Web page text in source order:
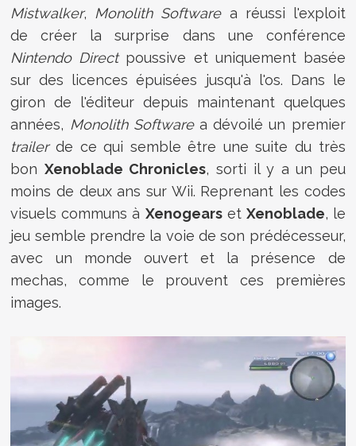
Mistwalker, Monolith Softwarea réussi l'exploit
de créer la surprise dans une conférence
Nintendo Directpoussive et uniquement basée
sur des licences épuisées jusqu'à l'os. Dans le
giron de l'éditeur depuis maintenant quelques
années, Monolith Softwarea dévoilé un premier
trailerde ce qui semble être une suite du très
bon Xenoblade Chronicles, sorti il y a un peu
moins de deux ans sur Wii. Reprenant les codes
visuels communs à Xenogearset Xenoblade, le
jeu semble prendre la voie de son prédécesseur,
avec un monde ouvert et la présence de
mechas, comme le prouvent ces premières
images.